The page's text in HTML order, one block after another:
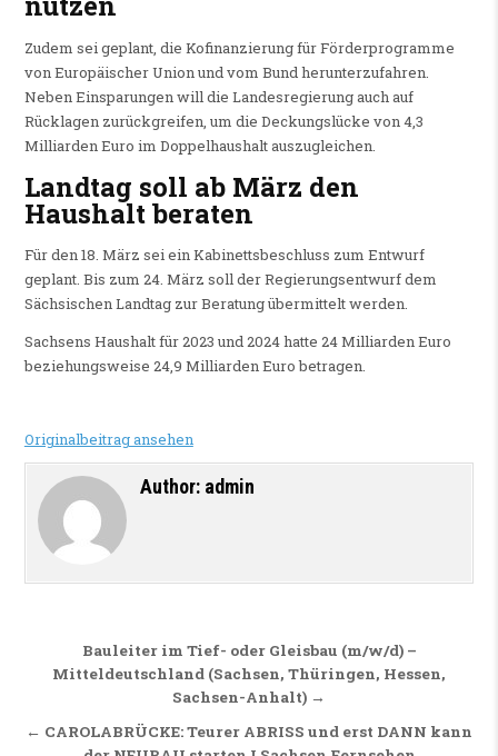
Zudem sei geplant, die Kofinanzierung für Förderprogramme
von Europäischer Union und vom Bund herunterzufahren.
Neben Einsparungen will die Landesregierung auch auf
Rücklagen zurückgreifen, um die Deckungslücke von 4,3
Milliarden Euro im Doppelhaushalt auszugleichen.
Landtag soll ab März den
Haushalt beraten
Für den 18. März sei ein Kabinettsbeschluss zum Entwurf
geplant. Bis zum 24. März soll der Regierungsentwurf dem
Sächsischen Landtag zur Beratung übermittelt werden.
Sachsens Haushalt für 2023 und 2024 hatte 24 Milliarden Euro
beziehungsweise 24,9 Milliarden Euro betragen.
Originalbeitrag ansehen
Author: admin
Beitragsnavigation
Bauleiter im Tief- oder Gleisbau (m/w/d) –
Mitteldeutschland (Sachsen, Thüringen, Hessen,
Sachsen-Anhalt) →
← CAROLABRÜCKE: Teurer ABRISS und erst DANN kann